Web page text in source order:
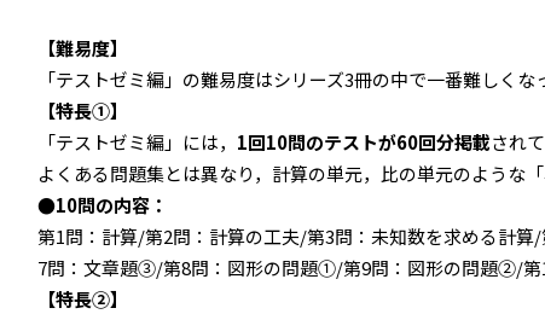
【難易度】
「テストゼミ編」の難易度はシリーズ3冊の中で一番難しくな
【特長①】
「テストゼミ編」には， 1回10問のテストが60回分掲載され
よくある問題集とは異なり，計算の単元，比の単元のような
●10問の内容：
第1問：計算/第2問：計算の工夫/第3問：未知数を求める計
7問：文章題③/第8問：図形の問題①/第9問：図形の問題②/
【特長②】